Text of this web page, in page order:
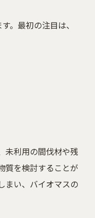
。最初の注目は、
未利用の間伐材や残
質を検討することが
まい、バイオマスの